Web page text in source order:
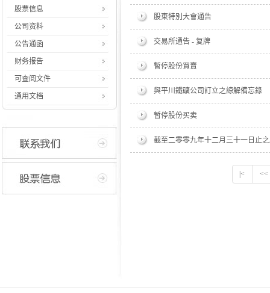
股票信息
公司资料
公告通函
财务报告
可查阅文件
通用文档
股東特別大會通告
交易所通告 - 复牌
暫停股份買賣
與平川鐵礦公司訂立之諒解備忘錄
暂停股份买卖
截至二零零九年十二月三十一日止
|< <<